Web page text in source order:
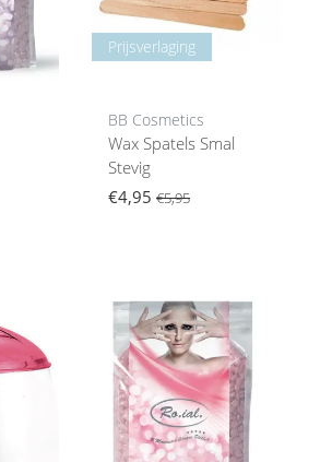
Prijsverlaging
BB Cosmetics
Wax Spatels Smal
Stevig
€4,95 €5,95